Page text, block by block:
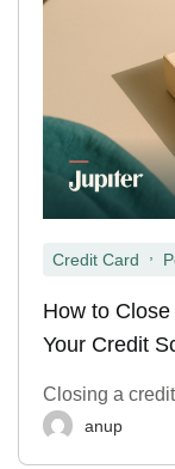
Credit Card ,
How to
Your Credit
Closing a
anup